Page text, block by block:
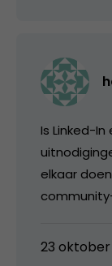
Is Linked-
elkaar
23